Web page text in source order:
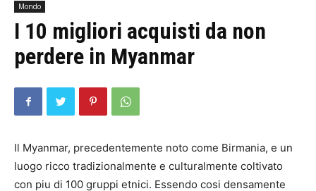
Mondo
I 10 migliori acquisti da non
perdere in Myanmar
Il Myanmar, precedentemente noto come Birmania, e un
luogo ricco tradizionalmente e culturalmente coltivato
con piu di 100 gruppi etnici. Essendo cosi densamente